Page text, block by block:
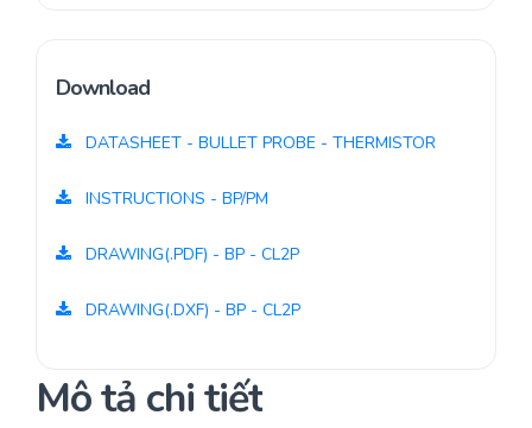
Download
DATASHEET - BULLET PROBE - THERMISTOR
INSTRUCTIONS - BP/PM
DRAWING(.PDF) - BP - CL2P
DRAWING(.DXF) - BP - CL2P
Mô tả chi tiết